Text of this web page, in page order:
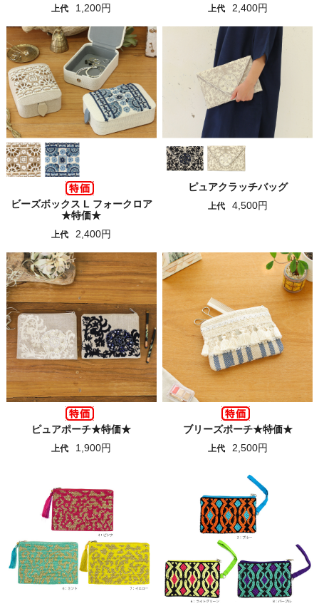
上代 1,200円 上代 2,400円
ビーズボックス L フォークロア
★特価★
上代 2,400円
ピュアクラッチバッグ
上代 4,500円
ピュアポーチ★特価★
上代 1,900円
ブリーズポーチ★特価★
上代 2,500円